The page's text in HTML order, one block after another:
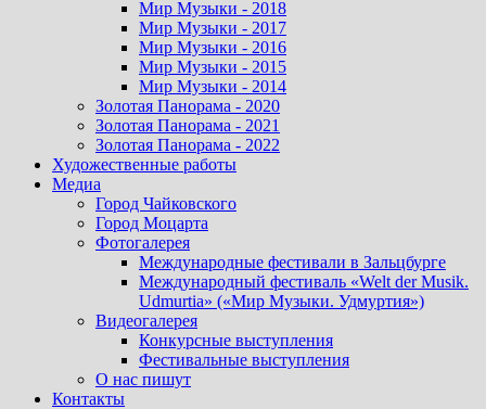
Мир Музыки - 2018
Мир Музыки - 2017
Мир Музыки - 2016
Мир Музыки - 2015
Мир Музыки - 2014
Золотая Панорама - 2020
Золотая Панорама - 2021
Золотая Панорама - 2022
Художественные работы
Медиа
Город Чайковского
Город Моцарта
Фотогалерея
Международные фестивали в Зальцбурге
Международный фестиваль «Welt der Musik.
Udmurtia» («Мир Музыки. Удмуртия»)
Видеогалерея
Конкурсные выступления
Фестивальные выступления
О нас пишут
Контакты